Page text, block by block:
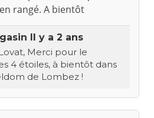
rangé. A bientôt
Il y a 2 ans
Merci pour le
4 étoiles, à bientôt dans
de Lombez !